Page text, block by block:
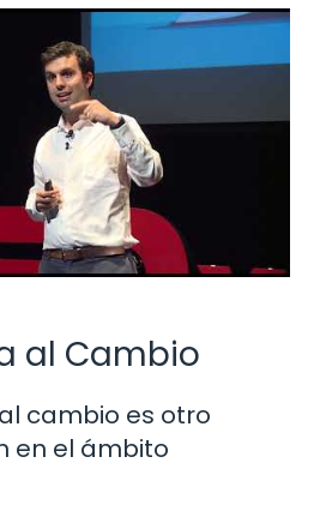
al Cambio
cambio es otro
en el ámbito